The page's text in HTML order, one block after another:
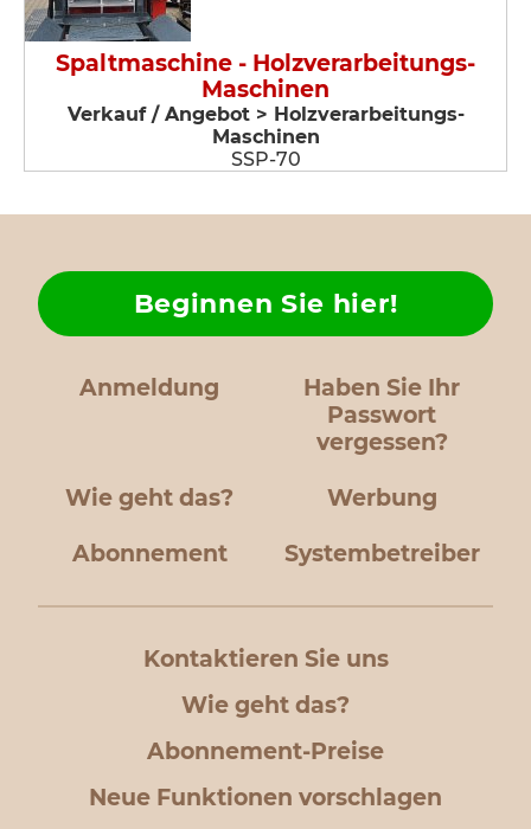
Spaltmaschine - Holzverarbeitungs-
Maschinen
Verkauf / Angebot > Holzverarbeitungs-
Maschinen
SSP-70
Anmeldung
Haben Sie Ihr
Passwort
vergessen?
Wie geht das?
Beginnen Sie hier!
Werbung
Abonnement Systembetreiber
Kontaktieren Sie uns
Wie geht das?
Abonnement-Preise
Neue Funktionen vorschlagen